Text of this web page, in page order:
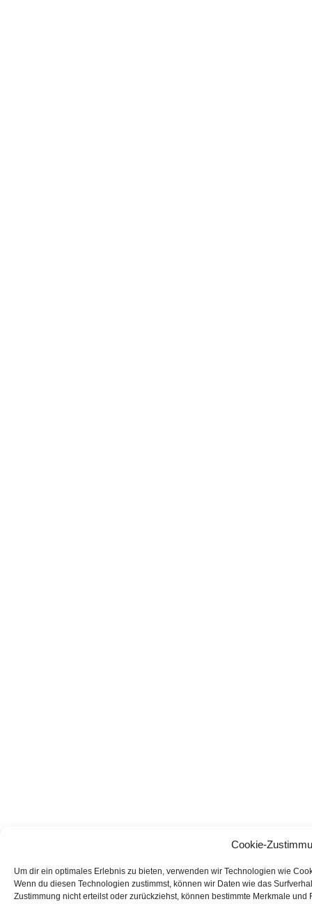
Cookie-
Um dir ein optimales Erlebnis zu bieten, verwenden wir Technologien wie
Wenn du diesen Technologien zustimmst, können wir Daten wie das
Zustimmung nicht erteilst oder zurückziehst, können bestimmte Merkmale